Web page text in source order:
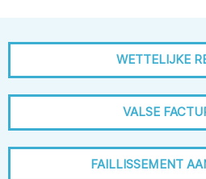
WETTELIJKE
VALSE
FAILLISSEMENT